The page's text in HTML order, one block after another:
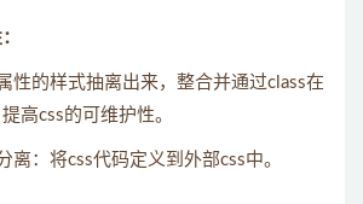
性的样式抽离出来，整合并通过class在
高css的可维护性。
离：将css代码定义到外部css中。